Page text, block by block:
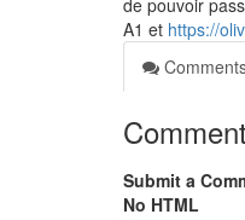
de pouvoir
A1 et https://
Submit a
No HTML